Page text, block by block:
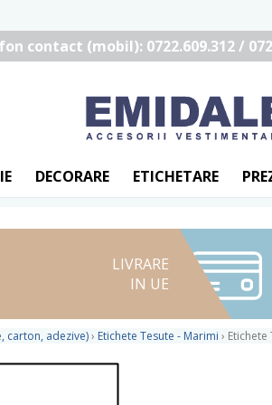
contact (mobil): 0722.609.312 /
DECORARE ETICHETARE
LIVRARE
IN UE
carton, adezive)› Etichete Tesute - Marimi ›